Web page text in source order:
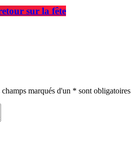
sur la fête
marqués d'un * sont obligatoires